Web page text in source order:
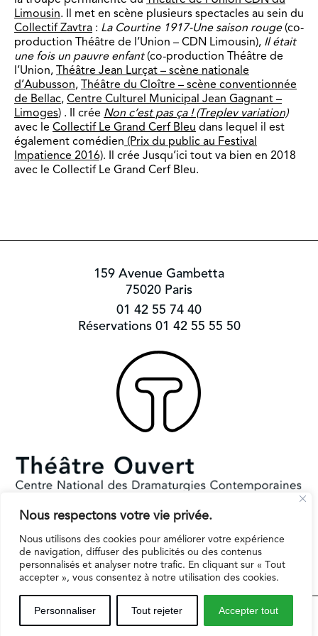
Nous respectons votre vie privée.
Nous utilisons des cookies pour améliorer votre expérience
de navigation, diffuser des publicités ou des contenus
personnalisés et analyser notre trafic. En cliquant sur « Tout
accepter », vous consentez à notre utilisation des cookies.
Personnaliser Tout rejeter Accepter tout
Limousin. Il met en scène plusieurs spectacles au sein du
Collectif Zavtra : La Courtine 1917-Une saison rouge(co-
production Théâtre de l’Union – CDN Limousin), Il était
une fois un pauvre enfant(co-production Théâtre de
l’Union, Théâtre Jean Lurçat – scène nationale
d’Aubusson, Théâtre du Cloître – scène conventionnée
de Bellac, Centre Culturel Municipal Jean Gagnant –
Limoges) . Il crée Non c’est pas ça ! (Treplev variation)
avec le Collectif Le Grand Cerf Bleu dans lequel il est
également comédien (Prix du public au Festival
Impatience 2016). Il crée Jusqu’ici tout va bien en 2018
avec le Collectif Le Grand Cerf Bleu.
159 Avenue Gambetta
75020 Paris
01 42 55 74 40
Réservations 01 42 55 55 50
Subventionné par le Ministère de la Culture et la Ville de Paris.
Il reçoit le soutien de la région Ile-de-France pour l’EPAT
Espaces professionnels Contact
Mentions légales